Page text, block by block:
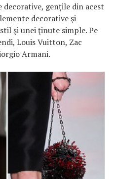
decorative, genţile din acest
decorative şi
şi unei ţinute simple. Pe
Louis Vuitton, Zac
Armani.